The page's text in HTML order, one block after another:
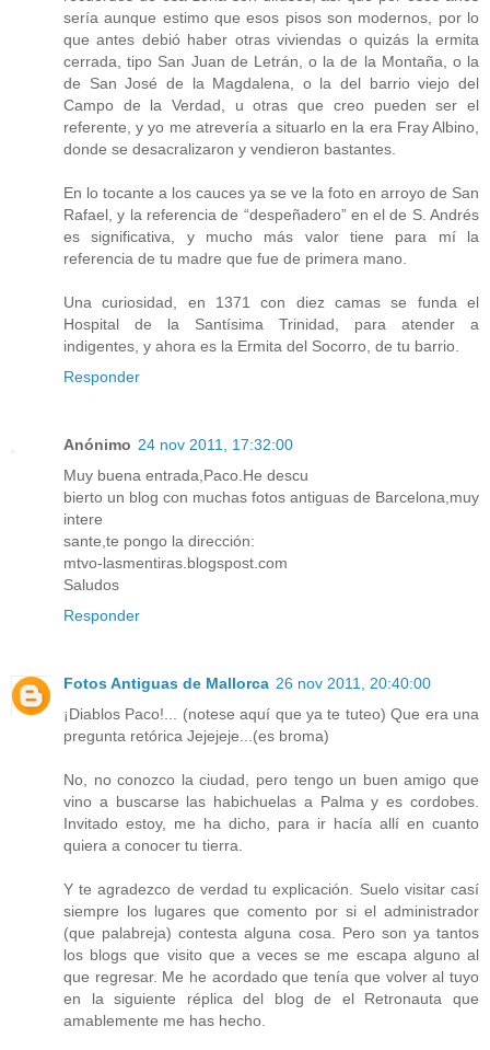
sería aunque estimo que esos pisos son modernos, por lo
que antes debió haber otras viviendas o quizás la ermita
cerrada, tipo San Juan de Letrán, o la de la Montaña, o la
de San José de la Magdalena, o la del barrio viejo del
Campo de la Verdad, u otras que creo pueden ser el
referente, y yo me atrevería a situarlo en la era Fray Albino,
donde se desacralizaron y vendieron bastantes.
En lo tocante a los cauces ya se ve la foto en arroyo de San
Rafael, y la referencia de “despeñadero” en el de S. Andrés
es significativa, y mucho más valor tiene para mí la
referencia de tu madre que fue de primera mano.
Una curiosidad, en 1371 con diez camas se funda el
Hospital de la Santísima Trinidad, para atender a
indigentes, y ahora es la Ermita del Socorro, de tu barrio.
Responder
Anónimo 24 nov 2011, 17:32:00
Muy buena entrada,Paco.He descu
bierto un blog con muchas fotos antiguas de Barcelona,muy
intere
sante,te pongo la dirección:
mtvo-lasmentiras.blogspost.com
Saludos
Responder
Fotos Antiguas de Mallorca 26 nov 2011, 20:40:00
¡Diablos Paco!... (notese aquí que ya te tuteo) Que era una
pregunta retórica Jejejeje...(es broma)
No, no conozco la ciudad, pero tengo un buen amigo que
vino a buscarse las habichuelas a Palma y es cordobes.
Invitado estoy, me ha dicho, para ir hacía allí en cuanto
quiera a conocer tu tierra.
Y te agradezco de verdad tu explicación. Suelo visitar casí
siempre los lugares que comento por si el administrador
(que palabreja) contesta alguna cosa. Pero son ya tantos
los blogs que visito que a veces se me escapa alguno al
que regresar. Me he acordado que tenía que volver al tuyo
en la siguiente réplica del blog de el Retronauta que
amablemente me has hecho.